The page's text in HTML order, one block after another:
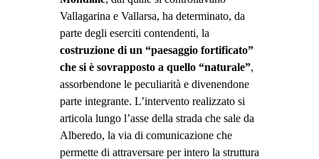
Vallagarina e Vallarsa, ha determinato, da
parte degli eserciti contendenti, la
costruzione di un “paesaggio fortificato”
che si è sovrapposto a quello “naturale”,
assorbendone le peculiarità e divenendone
parte integrante. L’intervento realizzato si
articola lungo l’asse della strada che sale da
Alberedo, la via di comunicazione che
permette di attraversare per intero la struttura